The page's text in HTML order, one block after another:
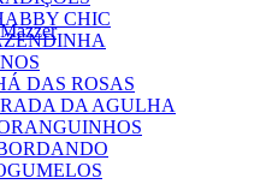
CHIC
DAS ROSAS
DA AGULHA